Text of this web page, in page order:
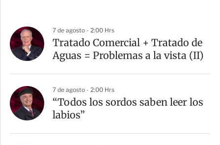
7 de agosto - 2:00 Hrs
Tratado Comercial + Tratado de
Aguas = Problemas a la vista (II)
7 de agosto - 2:00 Hrs
“Todos los sordos saben leer los
labios”